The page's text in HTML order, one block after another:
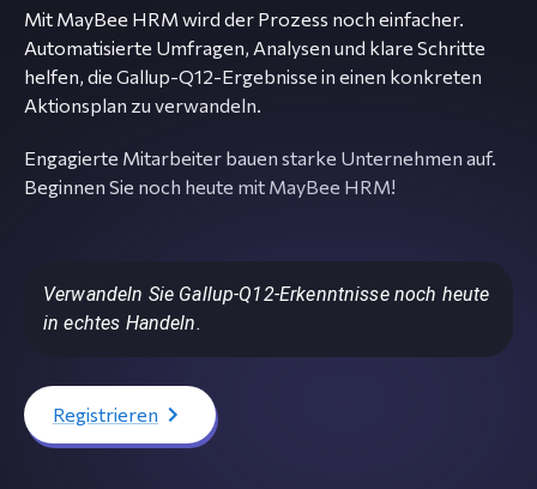
Mit MayBee HRM wird der Prozess noch einfacher.
Automatisierte Umfragen, Analysen und klare Schritte
helfen, die Gallup-Q12-Ergebnisse in einen konkreten
Aktionsplan zu verwandeln.
Engagierte Mitarbeiter bauen starke Unternehmen auf.
Beginnen Sie noch heute mit MayBee HRM!
Verwandeln Sie Gallup-Q12-Erkenntnisse noch heute
in echtes Handeln.
Registrieren